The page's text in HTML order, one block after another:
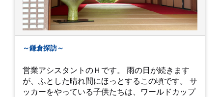
～鎌倉探訪～
営業アシスタントのＨです。 雨の日が続きます
が、ふとした晴れ間にほっとするこの頃です。 サ
ッカーをやっている子供たちは、ワールドカップ